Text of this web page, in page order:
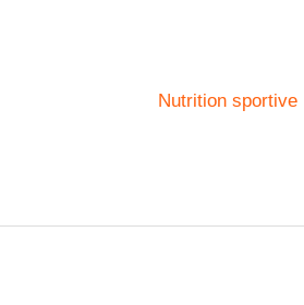
Nutrition sportive